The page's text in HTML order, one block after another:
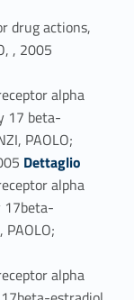
drug actions,
, 2005
alpha
17 beta-
PAOLO;
Link identifier #identifier_person_170320-101
Dettaglio
alpha
17beta-
PAOLO;
alpha